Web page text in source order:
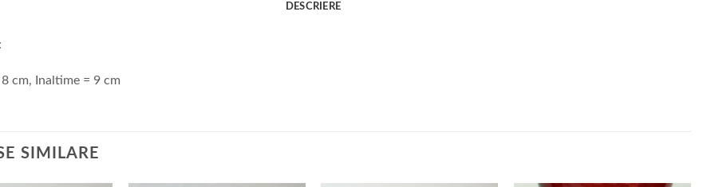
DESCRIERE
cm, Inaltime = 9 cm
SIMILARE